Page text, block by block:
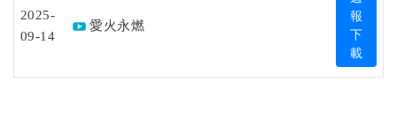
2025-
09-14
愛火永燃
報
下
載